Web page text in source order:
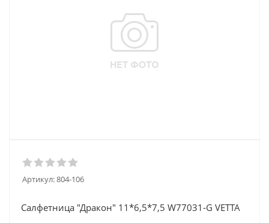
Артикул:804-106
Салфетница "Дракон" 11*6,5*7,5 W77031-G VETTA